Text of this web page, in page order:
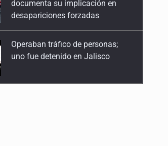
nunca
2026
nómina del Congreso
2026
uno fue detenido en Jalisco
Catean casa por esquema de
fraude telefónico